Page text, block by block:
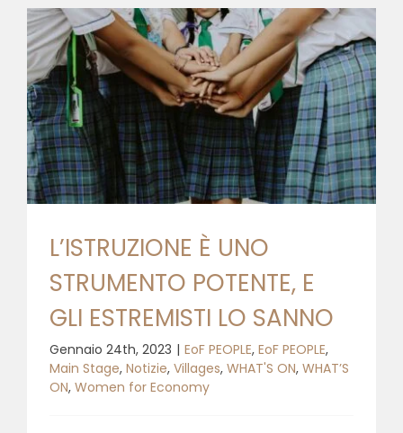
L’ISTRUZIONE È UNO
STRUMENTO POTENTE, E
GLI ESTREMISTI LO SANNO
Gennaio 24th, 2023 | EoF PEOPLE, EoF PEOPLE,
Main Stage, Notizie, Villages, WHAT'S ON, WHAT’S
ON, Women for Economy